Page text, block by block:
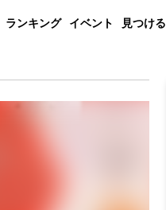
ランキング イベント 見つける